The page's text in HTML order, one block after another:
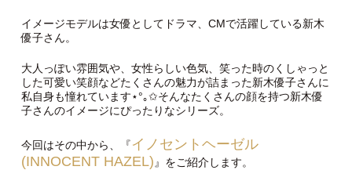
イメージモデルは女優としてドラマ、CMで活躍している新木
優子さん。
大人っぽい雰囲気や、女性らしい色気、笑った時のくしゃっと
した可愛い笑顔などたくさんの魅力が詰まった新木優子さんに
私自身も憧れています⋆°｡✩そんなたくさんの顔を持つ新木優
子さんのイメージにぴったりなシリーズ。
今回はその中から、『イノセントヘーゼル
(INNOCENT HAZEL) 』をご紹介します。